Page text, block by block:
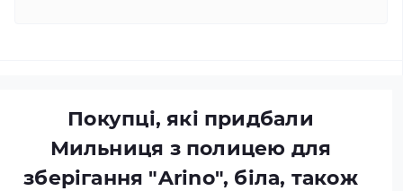
Покупці, які придбали
Мильниця з полицею для
зберігання "Arino", біла, також